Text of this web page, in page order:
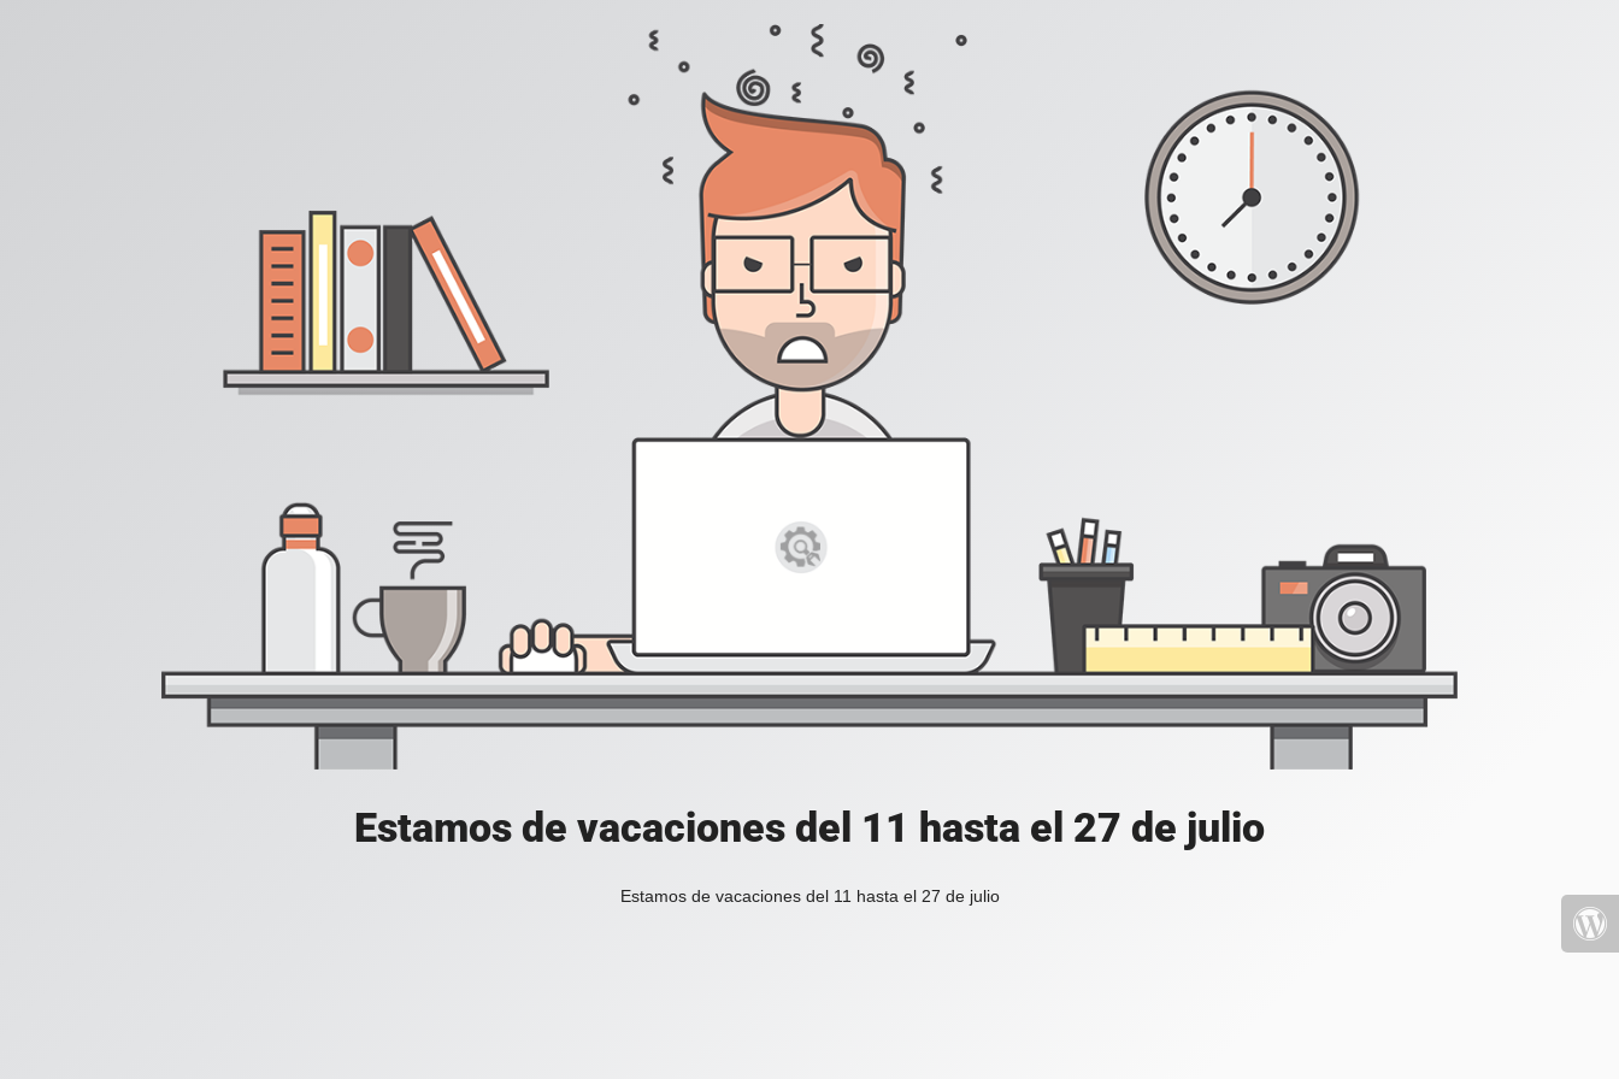
Estamos de vacaciones del 11 hasta el 27 de julio
Estamos de vacaciones del 11 hasta el 27 de julio